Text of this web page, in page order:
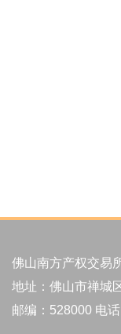
佛山南方产权交易
地址：佛山市禅城
邮编：528000 电